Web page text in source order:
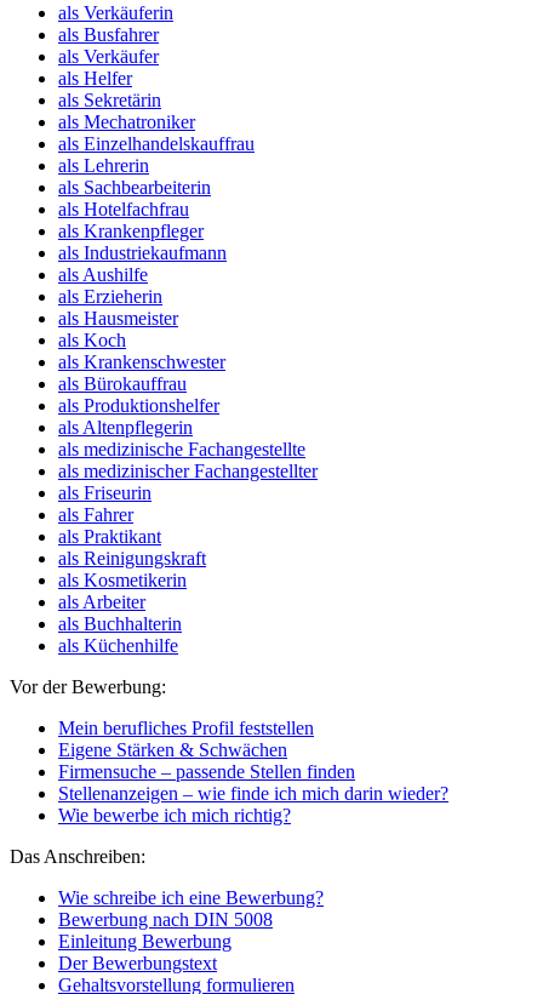
als Verkäuferin
als Busfahrer
als Verkäufer
als Helfer
als Sekretärin
als Mechatroniker
als Einzelhandelskauffrau
als Lehrerin
als Sachbearbeiterin
als Hotelfachfrau
als Krankenpfleger
als Industriekaufmann
als Aushilfe
als Erzieherin
als Hausmeister
als Koch
als Krankenschwester
als Bürokauffrau
als Produktionshelfer
als Altenpflegerin
als medizinische Fachangestellte
als medizinischer Fachangestellter
als Friseurin
als Fahrer
als Praktikant
als Reinigungskraft
als Kosmetikerin
als Arbeiter
als Buchhalterin
als Küchenhilfe
Vor der Bewerbung:
Mein berufliches Profil feststellen
Eigene Stärken & Schwächen
Firmensuche – passende Stellen finden
Stellenanzeigen – wie finde ich mich darin wieder?
Wie bewerbe ich mich richtig?
Das Anschreiben:
Wie schreibe ich eine Bewerbung?
Bewerbung nach DIN 5008
Einleitung Bewerbung
Der Bewerbungstext
Gehaltsvorstellung formulieren